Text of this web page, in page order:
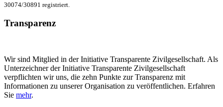
30074/30891 registriert.
Transparenz
Wir sind Mitglied in der Initiative Transparente Zivilgesellschaft. Als
Unterzeichner der Initiative Transparente Zivilgesellschaft
verpflichten wir uns, die zehn Punkte zur Transparenz mit
Informationen zu unserer Organisation zu veröffentlichen. Erfahren
Sie mehr.